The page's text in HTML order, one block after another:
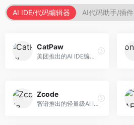
AI IDE/代码编辑器 AI代码助手/插件
CatPaw
美团推出的AI IDE编程工具，专注于本地开发生态。面向开发者，提供智能代码补全、代码生成、项目管理等服务，本地开发体验好。
Zcode
智谱推出的轻量级AI IDE，基于GLM模型。面向开发者，提供智能代码补全、代码生成、错误检测等服务，中文编程支持好。